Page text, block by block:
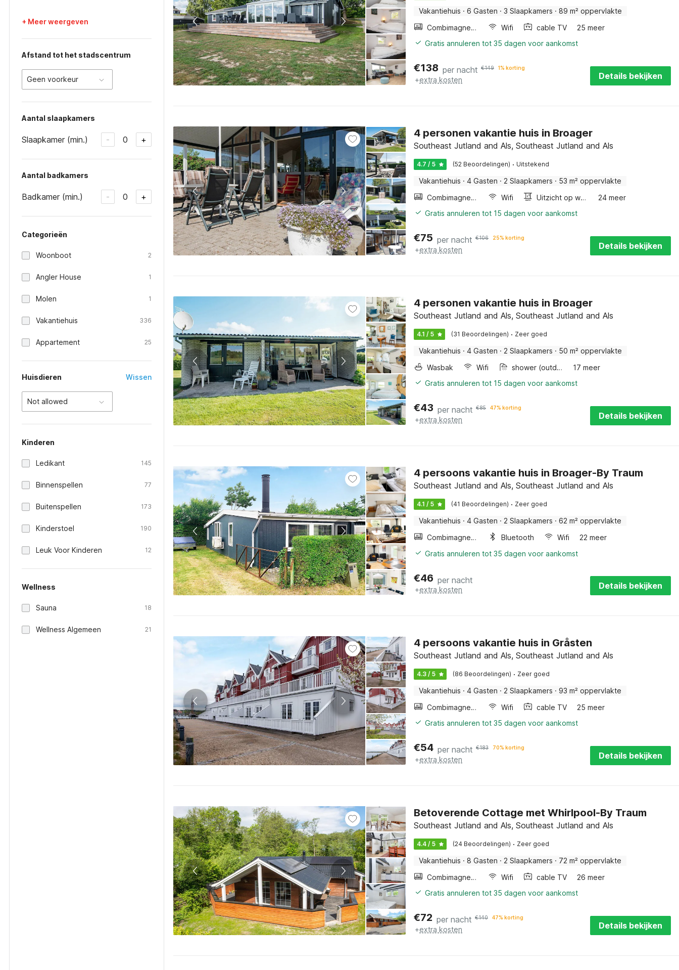
+ Meer weergeven
Afstand tot het stadscentrum
Geen voorkeur
Aantal slaapkamers
Slaapkamer (min.) - 0 +
Aantal badkamers
Badkamer (min.) - 0 +
Categorieën
Woonboot 2
Angler House 1
Molen 1
Vakantiehuis 336
Appartement 25
Huisdieren Wissen
Not allowed
Kinderen
Ledikant 145
Binnenspellen 77
Buitenspellen 173
Kinderstoel 190
Leuk Voor Kinderen 12
Wellness
Sauna 18
Wellness Algemeen 21
Vakantiehuis · 6 Gasten · 3 Slaapkamers · 89 m² oppervlakte
Combimagnetron
Wifi cable TV
25 meer
Gratis annuleren tot 35 dagen voor aankomst
€138 per nacht €149 1% korting
+extra kosten Details bekijken
4 personen vakantie huis in Broager
Southeast Jutland and Als, Southeast Jutland and Als
4.7 / 5 (52 Beoordelingen) · Uitstekend
Vakantiehuis · 4 Gasten · 2 Slaapkamers · 53 m² oppervlakte
Combimagnetron
Wifi Uitzicht op water
24 meer
Gratis annuleren tot 15 dagen voor aankomst
€75 per nacht €106 25% korting
+extra kosten Details bekijken
4 personen vakantie huis in Broager
Southeast Jutland and Als, Southeast Jutland and Als
4.1 / 5 (31 Beoordelingen) · Zeer goed
Vakantiehuis · 4 Gasten · 2 Slaapkamers · 50 m² oppervlakte
Wasbak
Wifi shower (outdoor)
17 meer
Gratis annuleren tot 15 dagen voor aankomst
€43 per nacht €85 47% korting
+extra kosten Details bekijken
4 persoons vakantie huis in Broager-By Traum
Southeast Jutland and Als, Southeast Jutland and Als
4.1 / 5 (41 Beoordelingen) · Zeer goed
Vakantiehuis · 4 Gasten · 2 Slaapkamers · 62 m² oppervlakte
Combimagnetron
Bluetooth Wifi
22 meer
Gratis annuleren tot 35 dagen voor aankomst
€46 per nacht
+extra kosten Details bekijken
4 persoons vakantie huis in Gråsten
Southeast Jutland and Als, Southeast Jutland and Als
4.3 / 5 (86 Beoordelingen) · Zeer goed
Vakantiehuis · 4 Gasten · 2 Slaapkamers · 93 m² oppervlakte
Combimagnetron
Wifi cable TV
25 meer
Gratis annuleren tot 35 dagen voor aankomst
€54 per nacht €183 70% korting
+extra kosten Details bekijken
Betoverende Cottage met Whirlpool-By Traum
Southeast Jutland and Als, Southeast Jutland and Als
4.4 / 5 (24 Beoordelingen) · Zeer goed
Vakantiehuis · 8 Gasten · 2 Slaapkamers · 72 m² oppervlakte
Combimagnetron
Wifi cable TV
26 meer
Gratis annuleren tot 35 dagen voor aankomst
€72 per nacht €140 47% korting
+extra kosten Details bekijken